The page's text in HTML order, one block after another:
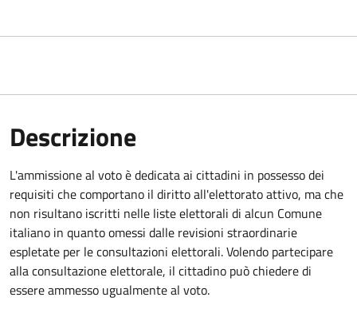
Descrizione
L'ammissione al voto è dedicata ai cittadini in possesso dei
requisiti che comportano il diritto all'elettorato attivo, ma che
non risultano iscritti nelle liste elettorali di alcun Comune
italiano in quanto omessi dalle revisioni straordinarie
espletate per le consultazioni elettorali. Volendo partecipare
alla consultazione elettorale, il cittadino può chiedere di
essere ammesso ugualmente al voto.